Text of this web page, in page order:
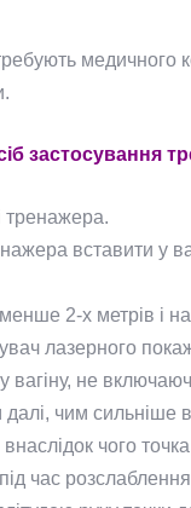
медичного
застосування
тренажера.
вставити у
2-х метрів і
лазерного
вагіну, не
чим сильніше
чого
час